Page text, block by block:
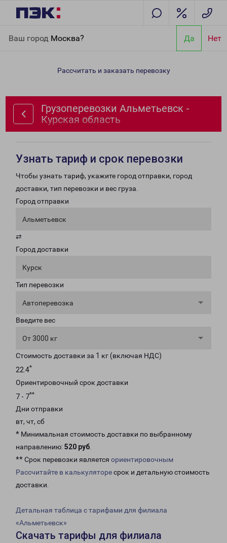
Ваш город Москва? Да Нет
Курская область
Рассчитать и заказать перевозку
Грузоперевозки Альметьевск -
Курская область
Узнать тариф и срок перевозки
Чтобы узнать тариф, укажите город отправки, город
доставки, тип перевозки и вес груза.
Город отправки
Альметьевск
⇄
Город доставки
Курск
Тип перевозки
Автоперевозка
Введите вес
От 3000 кг
Стоимость доставки за 1 кг (включая НДС)
22.4*
Ориентировочный срок доставки
7 - 7**
Дни отправки
вт, чт, сб
* Минимальная стоимость доставки по выбранному
направлению: 520 руб.
** Срок перевозки является ориентировочным
Рассчитайте в калькуляторесрок и детальную стоимость
доставки.
Детальная таблица с тарифами для филиала
«Альметьевск»
Скачать тарифы для филиала